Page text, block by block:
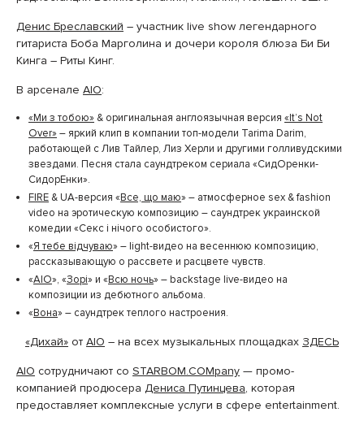
Денис Бреславский – участник live show легендарного
гитариста Боба Марголина и дочери короля блюза Би Би
Кинга – Риты Кинг.
В арсенале AIO:
«Ми з тобою» & оригинальная англоязычная версия «It’s Not
Over»– яркий клип в компании топ-модели Tarima Darim,
работающей с Лив Тайлер, Лиз Херли и другими голливудскими
звездами. Песня стала саундтреком сериала «СидОренки-
СидорЕнки».
FIRE & UA-версия «Все, що маю»– атмосферное sex & fashion
video на эротическую композицию – саундтрек украинской
комедии «Секс і нічого особистого».
«Я тебе відчуваю»– light-видео на весеннюю композицию,
рассказывающую о рассвете и расцвете чувств.
«AIO», «Зорі» и «Всю ночь»– backstage live-видео на
композиции из дебютного альбома.
«Вона» – саундтрек теплого настроения.
«Дихай» от AIO – на всех музыкальных площадках ЗДЕСЬ
AIO сотрудничают со STARBOM.COMpany — промо-
компанией продюсера Дениса Путинцева, которая
предоставляет комплексные услуги в сфере entertainment.